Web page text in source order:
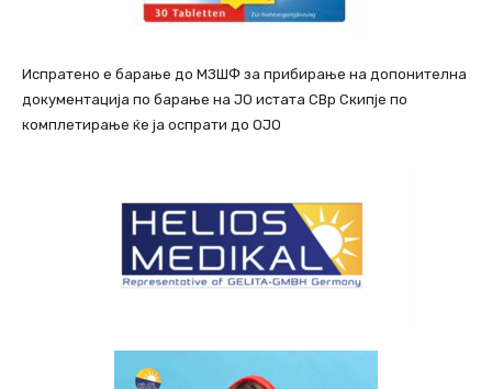
Испратено е барање до МЗШФ за прибирање на допонителна
документација по барање на ЈО истата СВр Скипје по
комплетирање ќе ја оспрати до ОЈО